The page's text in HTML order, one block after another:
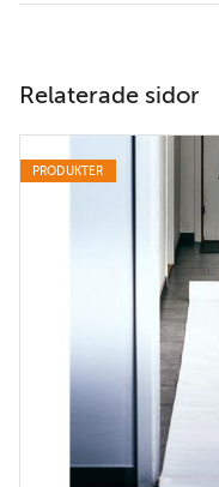
Relaterade sidor
PRODUKTER